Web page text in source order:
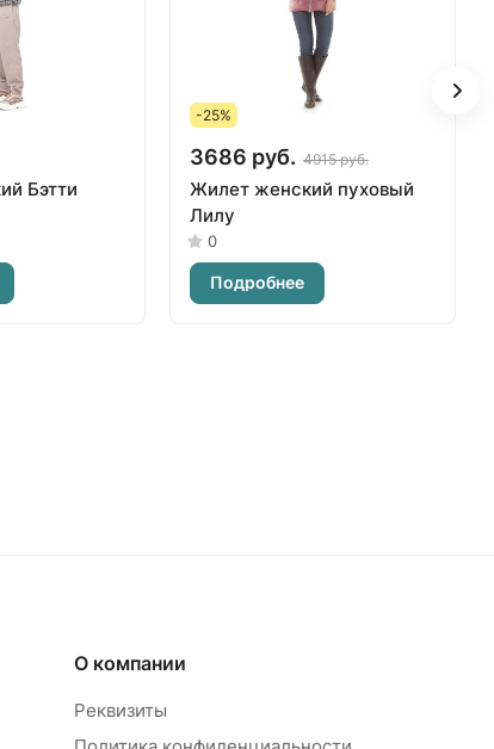
Бэтти
-25%
3686 руб. 4915 руб.
Жилет женский пуховый
Лилу
0
Подробнее
О компании
Реквизиты